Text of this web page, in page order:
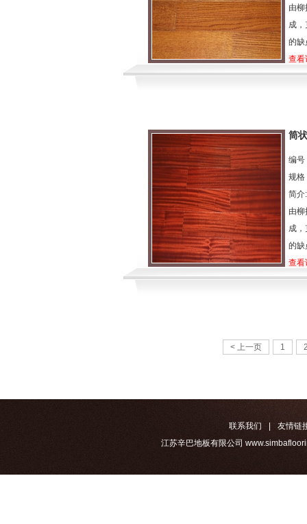
由
成
的缺
查看
筒
编号
规格
简介
由
成
的缺
查看
< 上一页 1
联系我们
友情链
江苏辛巴地板有限公司